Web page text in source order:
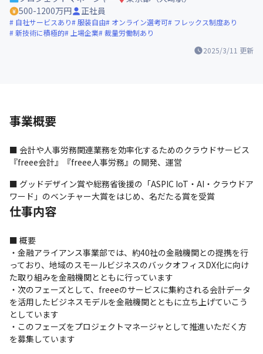
2025/3/11 更新
500-1200万円
正社員
自社サービスあり 服装自由 オンライン選考可
フレックス制度あり
新技術に積極的
上場企業 裁量労働制あり
事業概要
■ 会計や人事労務関連業務を効率化するためのクラウドサービス
『freee会計』『freee人事労務』の開発、運営
■ グッドデザイン賞や総務省後援の「ASPIC IoT・AI・クラウドア
ワード」のベンチャー大賞をはじめ、名だたる賞を受賞
仕事内容
■ 概要
・金融アライアンス事業部では、約40社の金融機関との提携を行
っており、地域のスモールビジネスのバックオフィスDX化に向け
た取り組みを金融機関とともに行っています
・次のフェーズとして、freeeのサービスに集約される会計データ
を活用したビジネスモデルを金融機関とともに立ち上げていこう
としています
・このフェーズをプロジェクトマネージャとして推進いただく方
を募集しています